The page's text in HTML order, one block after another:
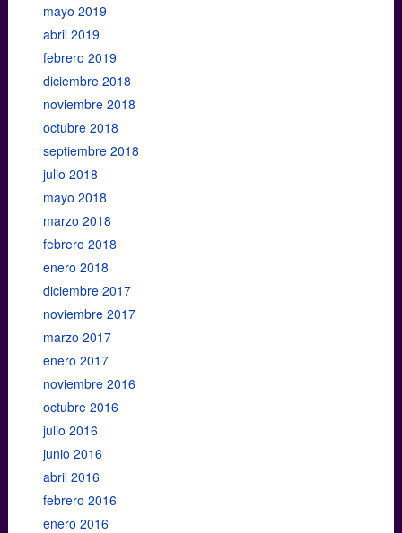
mayo 2019
abril 2019
febrero 2019
diciembre 2018
noviembre 2018
octubre 2018
septiembre 2018
julio 2018
mayo 2018
marzo 2018
febrero 2018
enero 2018
diciembre 2017
noviembre 2017
marzo 2017
enero 2017
noviembre 2016
octubre 2016
julio 2016
junio 2016
abril 2016
febrero 2016
enero 2016